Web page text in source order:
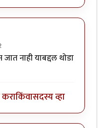
नाही याबद्दल थोडा
किंवासदस्य व्हा